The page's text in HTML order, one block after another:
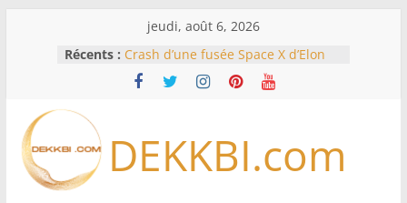
jeudi, août 6, 2026
Récents : Crash d’une fusée Space X d’Elon
Musk sur la Lune: entre pollution
spatiale et ouverture sur la
Diallo devrait assurer l’intérim des
Lions en septembre
DEKKBI.com